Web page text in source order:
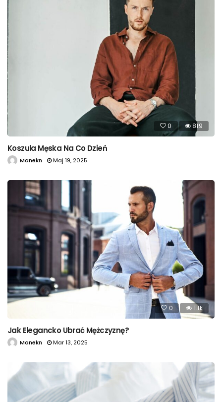
0 819
Koszula Męska Na Co Dzień
Manekn Maj 19, 2025
0 1.1k
Jak Elegancko Ubrać Mężczyznę?
Manekn Mar 13, 2025